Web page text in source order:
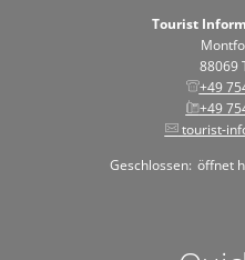
Tourist
88069
+49
+49
tourist-
Klicken, um weitere
Geschlossen: öffnet